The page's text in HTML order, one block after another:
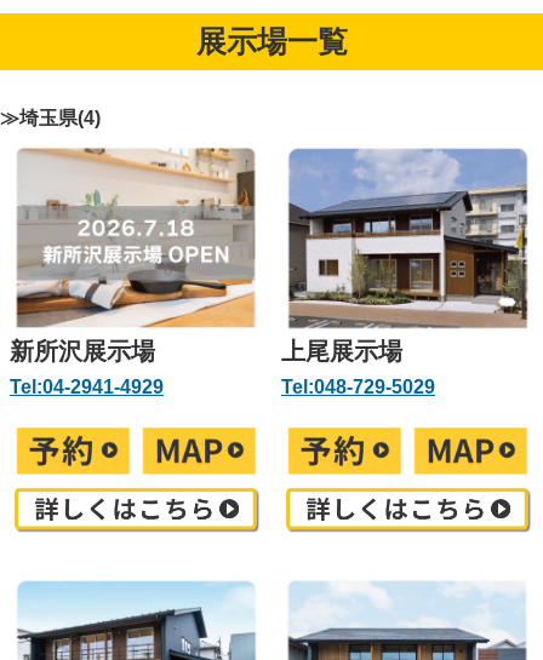
展示場一覧
≫埼玉県(4)
新所沢展示場
Tel:04-2941-4929
上尾展示場
Tel:048-729-5029